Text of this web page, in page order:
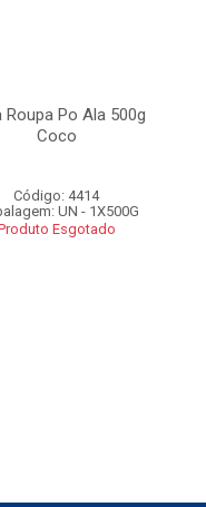
Roupa Po Ala 500g
Coco
Código: 4414
UN - 1X500G
Esgotado